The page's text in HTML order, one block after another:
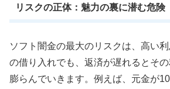
リスクの正体：魅力の裏に潜む危険
ソフト闇金の最大のリスクは、高い
の借り入れでも、返済が遅れるとそ
膨らんでいきます。例えば、元金が